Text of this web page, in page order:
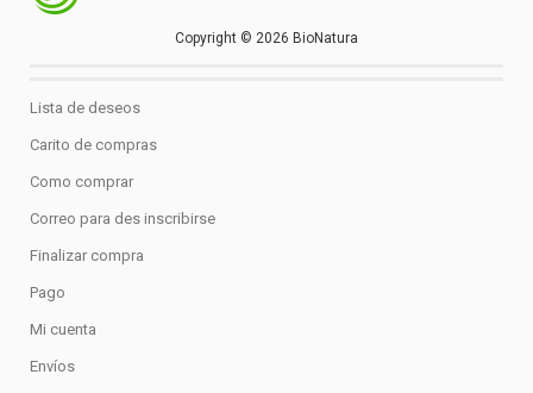
Copyright © 2026 BioNatura
Lista de deseos
Carito de compras
Como comprar
Correo para des inscribirse
Finalizar compra
Pago
Mi cuenta
Envíos